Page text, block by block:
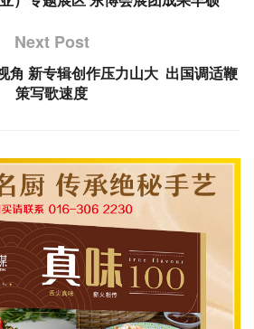
Next Post
角 新专辑创作压力山大 出国调适鞭
策写歌速度